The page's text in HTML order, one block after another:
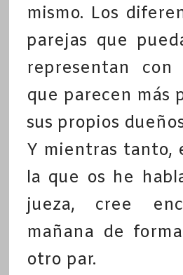
mismo. Los
parejas que
representan con
que parecen más
sus propios
Y mientras tanto,
la que os he
jueza, cree
mañana de
otro par.